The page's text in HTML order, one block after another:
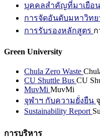
บุคคลสำคัญที่มาเยือน
การจัดอันดับมหาวิทย
การรับรองหลักสูตร
Green University
Chula Zero Waste
CU Shuttle Bus CU
MuvMi MuvMi
จุฬาฯ กับความยั่งยืน
Sustainability Report
การบริหาร